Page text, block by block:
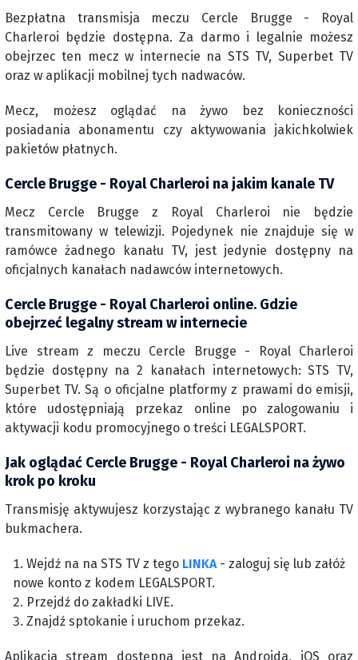
Bezpłatna transmisja meczu Cercle Brugge - Royal
Charleroi będzie dostępna. Za darmo i legalnie możesz
obejrzec ten mecz w internecie na STS TV, Superbet TV
oraz w aplikacji mobilnej tych nadwaców.
Mecz, możesz oglądać na żywo bez konieczności
posiadania abonamentu czy aktywowania jakichkolwiek
pakietów płatnych.
Cercle Brugge - Royal Charleroi na jakim kanale TV
Mecz Cercle Brugge z Royal Charleroi nie będzie
transmitowany w telewizji. Pojedynek nie znajduje się w
ramówce żadnego kanału TV, jest jedynie dostępny na
oficjalnych kanałach nadawców internetowych.
Cercle Brugge - Royal Charleroi online. Gdzie
obejrzeć legalny stream w internecie
Live stream z meczu Cercle Brugge - Royal Charleroi
będzie dostępny na 2 kanałach internetowych: STS TV,
Superbet TV. Są o oficjalne platformy z prawami do emisji,
które udostępniają przekaz online po zalogowaniu i
aktywacji kodu promocyjnego o treści LEGALSPORT.
Jak oglądać Cercle Brugge - Royal Charleroi na żywo
krok po kroku
Transmisję aktywujesz korzystając z wybranego kanału TV
bukmachera.
Wejdź na na STS TV z tego LINKA- zaloguj się lub załóż
nowe konto z kodem LEGALSPORT.
Przejdź do zakładki LIVE.
Znajdź sptokanie i uruchom przekaz.
Aplikacja stream dostępna jest na Androida, iOS oraz